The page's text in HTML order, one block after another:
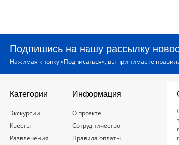
Подпишись на нашу рассылку
Нажимая кнопку «Подписаться», вы принимаете
Категории
Экскурсии
Квесты
Развлечения
Информация
О проекте
Сотрудничество
Правила оплаты